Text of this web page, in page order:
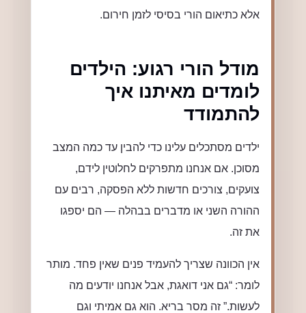
אלא כתיאום הורי בסיסי לזמן חירום.
מודל הורי רגוע: הילדים
לומדים מאיתנו איך
להתמודד
ילדים מסתכלים עלינו כדי להבין עד כמה המצב
מסוכן. אם אנחנו מתפרקים לחלוטין לידם,
צועקים, צורכים חדשות ללא הפסקה, רבים עם
ההורה השני או מדברים בבהלה — הם יספגו
את זה.
אין הכוונה שצריך להעמיד פנים שאין פחד. מותר
לומר: “גם אני דואגת, אבל אנחנו יודעים מה
לעשות.” זה מסר בריא. הוא גם אמיתי וגם